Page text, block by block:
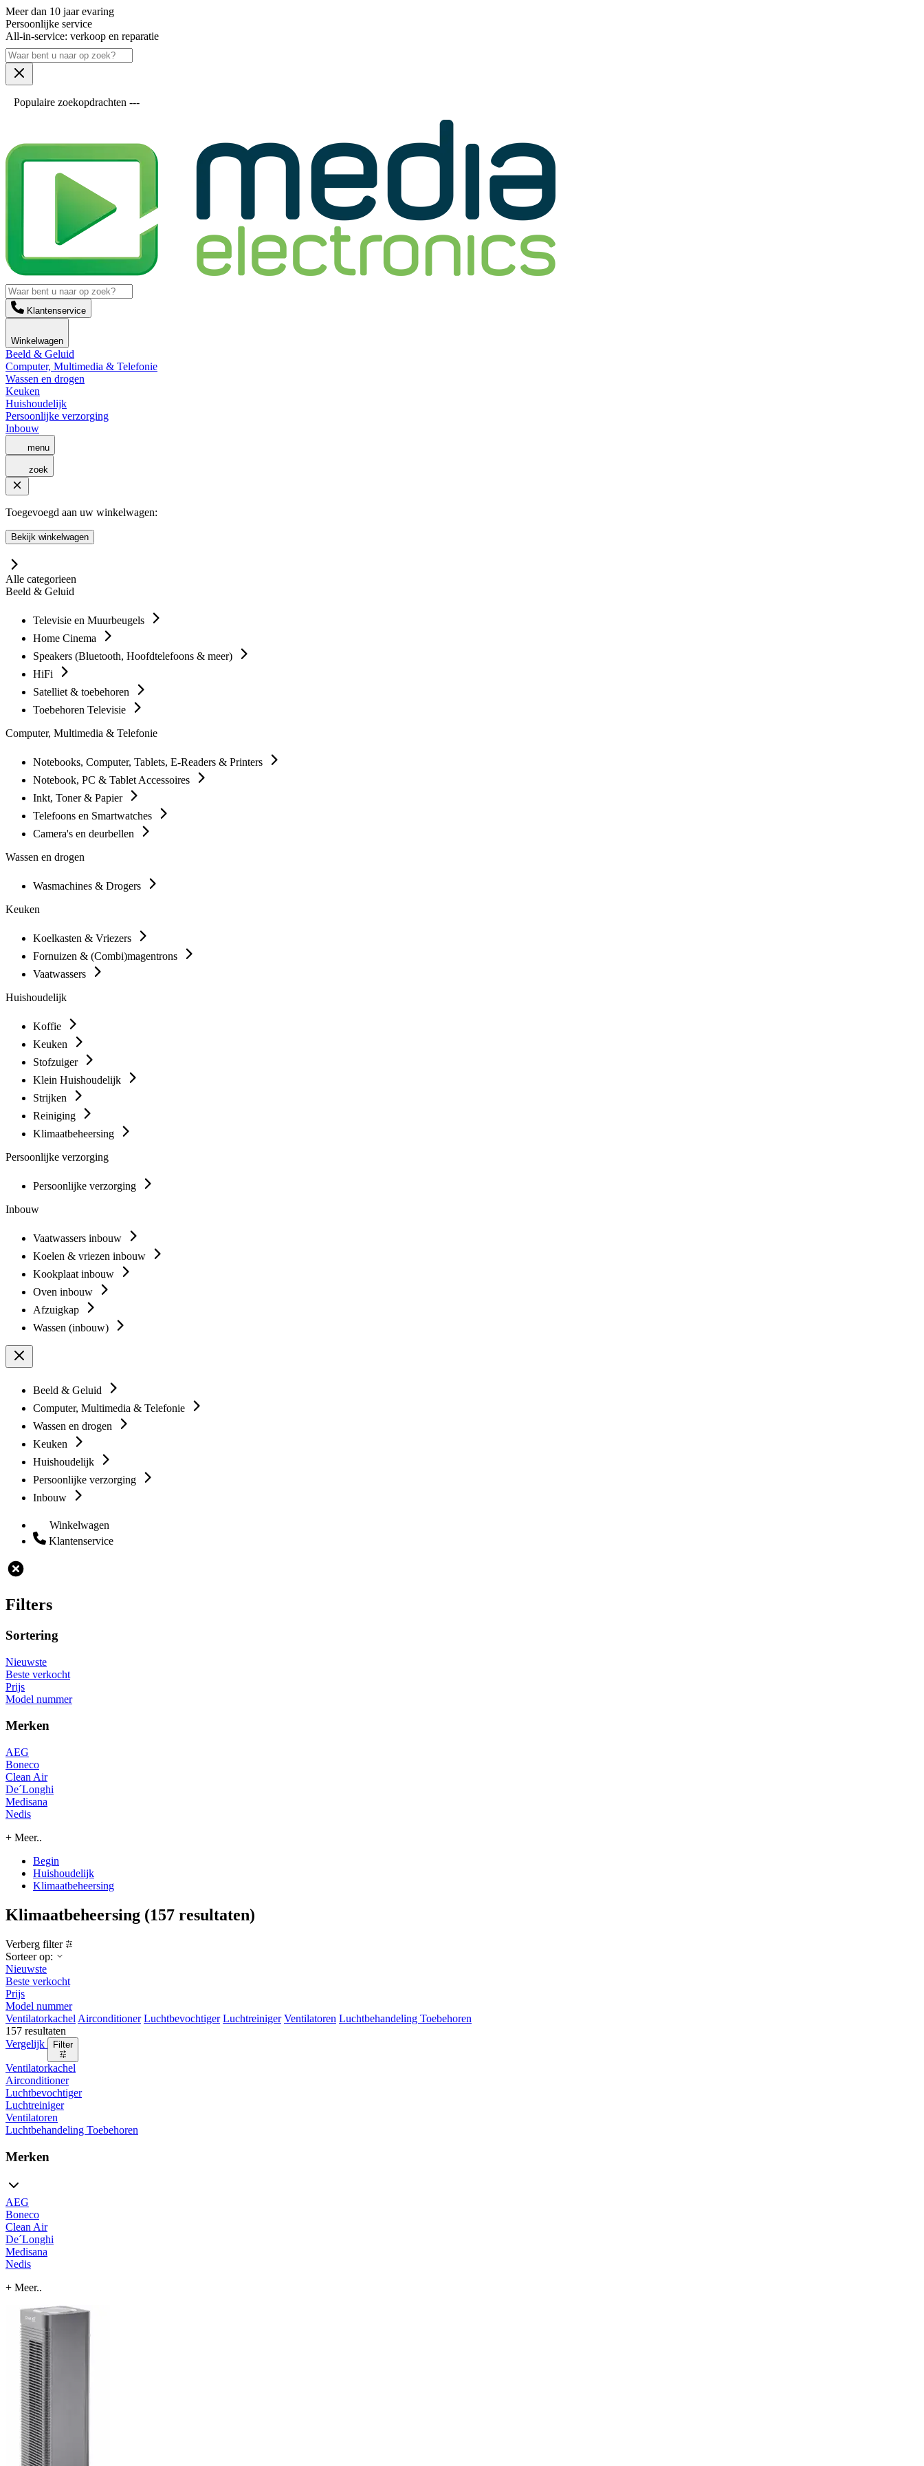
Meer dan 10 jaar evaring
Persoonlijke service
All-in-service: verkoop en reparatie
Populaire zoekopdrachten ---
Klantenservice
Winkelwagen
Beeld & Geluid
Computer, Multimedia & Telefonie
Wassen en drogen
Keuken
Huishoudelijk
Persoonlijke verzorging
Inbouw
menu
zoek
Toegevoegd aan uw winkelwagen:
Bekijk winkelwagen
Alle categorieen
Beeld & Geluid
Televisie en Muurbeugels
Home Cinema
Speakers (Bluetooth, Hoofdtelefoons & meer)
HiFi
Satelliet & toebehoren
Toebehoren Televisie
Computer, Multimedia & Telefonie
Notebooks, Computer, Tablets, E-Readers & Printers
Notebook, PC & Tablet Accessoires
Inkt, Toner & Papier
Telefoons en Smartwatches
Camera's en deurbellen
Wassen en drogen
Wasmachines & Drogers
Keuken
Koelkasten & Vriezers
Fornuizen & (Combi)magentrons
Vaatwassers
Huishoudelijk
Koffie
Keuken
Stofzuiger
Klein Huishoudelijk
Strijken
Reiniging
Klimaatbeheersing
Persoonlijke verzorging
Persoonlijke verzorging
Inbouw
Vaatwassers inbouw
Koelen & vriezen inbouw
Kookplaat inbouw
Oven inbouw
Afzuigkap
Wassen (inbouw)
Beeld & Geluid
Computer, Multimedia & Telefonie
Wassen en drogen
Keuken
Huishoudelijk
Persoonlijke verzorging
Inbouw
Winkelwagen
Klantenservice
Filters
Sortering
Nieuwste
Beste verkocht
Prijs
Model nummer
Merken
AEG
Boneco
Clean Air
De´Longhi
Medisana
Nedis
+ Meer..
Begin
Huishoudelijk
Klimaatbeheersing
Klimaatbeheersing (157 resultaten)
Verberg filter
Sorteer op:
Nieuwste
Beste verkocht
Prijs
Model nummer
Ventilatorkachel Airconditioner Luchtbevochtiger Luchtreiniger Ventilatoren Luchtbehandeling Toebehoren
157 resultaten
Vergelijk
Filter
Ventilatorkachel
Airconditioner
Luchtbevochtiger
Luchtreiniger
Ventilatoren
Luchtbehandeling Toebehoren
Merken
AEG
Boneco
Clean Air
De´Longhi
Medisana
Nedis
+ Meer..